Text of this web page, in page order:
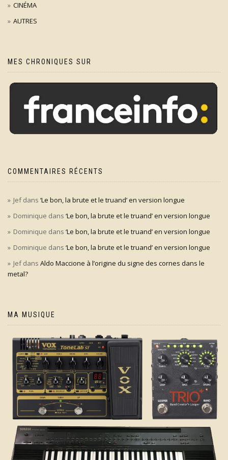
CINÉMA
AUTRES
MES CHRONIQUES SUR
COMMENTAIRES RÉCENTS
Jefdans ‘Le bon, la brute et le truand’ en version longue
Dominique dans ‘Le bon, la brute et le truand’ en version longue
Dominique dans ‘Le bon, la brute et le truand’ en version longue
Dominique dans ‘Le bon, la brute et le truand’ en version longue
Jefdans Aldo Maccione à l’origine du signe des cornes dans le
metal?
MA MUSIQUE